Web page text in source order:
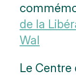
de la
Wal
Le